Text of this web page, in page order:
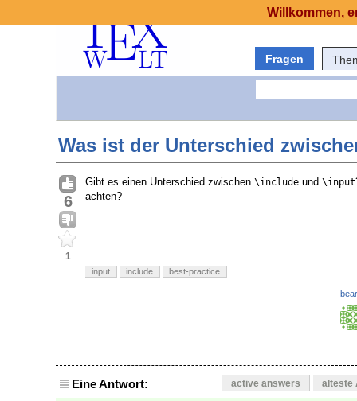
Fragen
Was ist der Unterschied
6
1
Gibt es einen Unterschied zwischen \include und \input
achten?
input include best-practice
Eine Antwort: active answers älteste
Willkommen,